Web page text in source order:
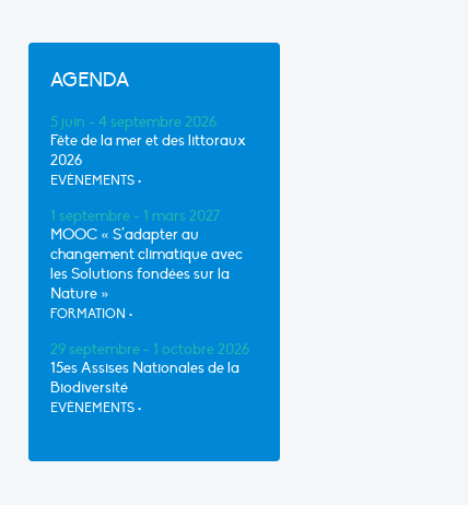
AGENDA
5 juin - 4 septembre 2026
Fête de la mer et des littoraux
2026
EVÈNEMENTS •
1 septembre - 1 mars 2027
MOOC « S’adapter au
changement climatique avec
les Solutions fondées sur la
Nature »
FORMATION •
29 septembre - 1 octobre 2026
15es Assises Nationales de la
Biodiversité
EVÈNEMENTS •